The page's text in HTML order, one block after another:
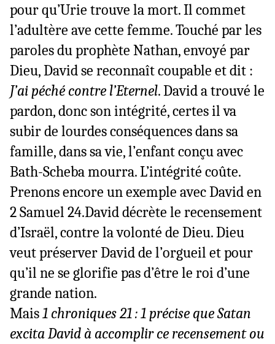
pour qu’Urie trouve la mort. Il commet
l’adultère ave cette femme. Touché par les
paroles du prophète Nathan, envoyé par
Dieu, David se reconnaît coupable et dit :
J’ai péché contre l’Eternel. David a trouvé le
pardon, donc son intégrité, certes il va
subir de lourdes conséquences dans sa
famille, dans sa vie, l’enfant conçu avec
Bath-Scheba mourra. L’intégrité coûte.
Prenons encore un exemple avec David en
2 Samuel 24.David décrète le recensement
d’Israël, contre la volonté de Dieu. Dieu
veut préserverDavid de l’orgueil et pour
qu’il ne se glorifie pas d’être le roi d’une
grande nation.
Mais1 chroniques 21 : 1 précise que Satan
excita David à accomplir ce recensement ou